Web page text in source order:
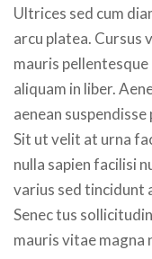
Ultrices sed cum
arcu platea. Cursus
mauris
aliquam in liber.
aenean
Sit ut velit at urna
nulla sapien facilisi
varius sed tincidunt
Senec tus
mauris vitae magna